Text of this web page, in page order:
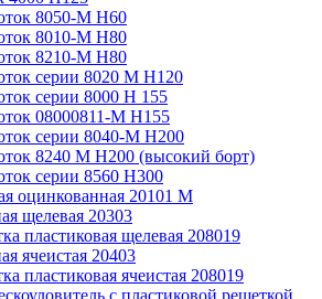
8050-М H60
8010-М H80
8210-М H80
серии 8020 М H120
серии 8000 Н 155
08000811-М H155
серии 8040-М H200
8240 M H200 (высокий борт)
серии 8560 Н300
оцинкованная 20101 М
щелевая 20303
пластиковая щелевая 208019
ячеистая 20403
пластиковая ячеистая 208019